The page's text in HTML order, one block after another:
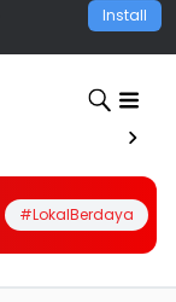
Install
#LokalBerdaya